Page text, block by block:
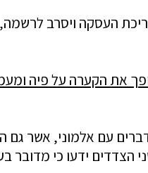
העסקה ויסרב
את הקערה על פיה
עם אלמוני, אשר
ידעו כי מדובר